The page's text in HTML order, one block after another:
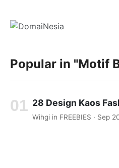
Popular in "motif
28 Design Kaos
Wihgi in FREEBIES · Sep